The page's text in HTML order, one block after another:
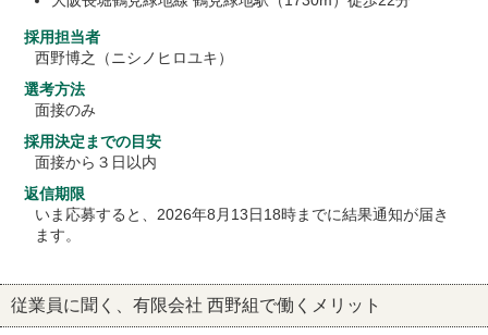
採用担当者
西野博之（ニシノヒロユキ）
選考方法
面接のみ
採用決定までの目安
面接から３日以内
返信期限
いま応募すると、2026年8月13日18時までに結果通知が届き
ます。
従業員に聞く、有限会社 西野組で働くメリット